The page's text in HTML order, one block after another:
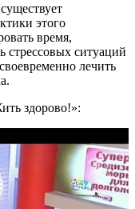
этого
время,
стрессовых ситуаций
лечить
здорово!»: